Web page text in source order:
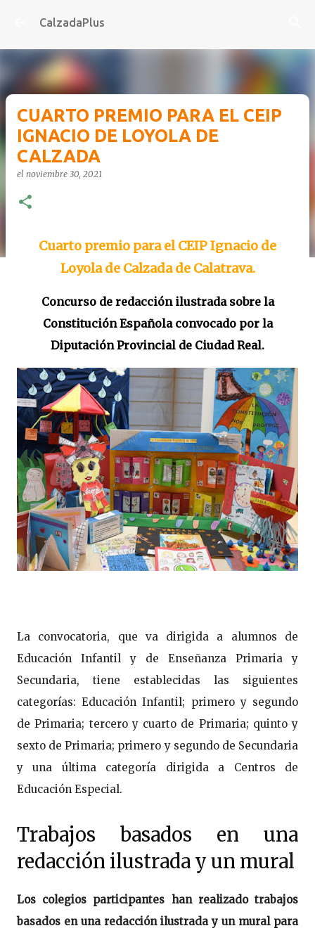
Ir al contenido principal
CalzadaPlus
CUARTO PREMIO PARA EL CEIP
IGNACIO DE LOYOLA DE
CALZADA
el noviembre 30, 2021
Cuarto premio para el CEIP Ignacio de
Loyola de Calzada de Calatrava.
Concurso de redacción ilustrada sobre la
Constitución Española convocado por la
Diputación Provincial de Ciudad Real.
La convocatoria, que va dirigida a alumnos de
Educación Infantil y de Enseñanza Primaria y
Secundaria, tiene establecidas las siguientes
categorías: Educación Infantil; primero y segundo
de Primaria; tercero y cuarto de Primaria; quinto y
sexto de Primaria; primero y segundo de Secundaria
y una última categoría dirigida a Centros de
Educación Especial.
Trabajos basados en una
redacción ilustrada y un mural
Los colegios participantes han realizado trabajos
basados en una redacción ilustrada y un mural para